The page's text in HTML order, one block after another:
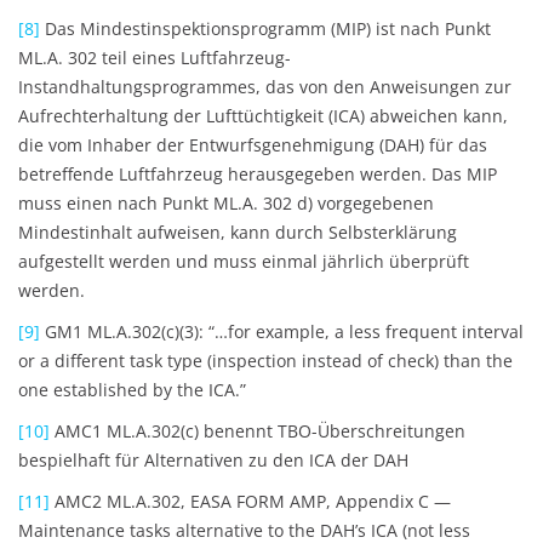
[8] Das Mindestinspektionsprogramm (MIP) ist nach Punkt
ML.A. 302 teil eines Luftfahrzeug-
Instandhaltungsprogrammes, das von den Anweisungen zur
Aufrechterhaltung der Lufttüchtigkeit (ICA) abweichen kann,
die vom Inhaber der Entwurfsgenehmigung (DAH) für das
betreffende Luftfahrzeug herausgegeben werden. Das MIP
muss einen nach Punkt ML.A. 302 d) vorgegebenen
Mindestinhalt aufweisen, kann durch Selbsterklärung
aufgestellt werden und muss einmal jährlich überprüft
werden.
[9] GM1 ML.A.302(c)(3): “…for example, a less frequent interval
or a different task type (inspection instead of check) than the
one established by the ICA.”
[10] AMC1 ML.A.302(c) benennt TBO-Überschreitungen
bespielhaft für Alternativen zu den ICA der DAH
[11] AMC2 ML.A.302, EASA FORM AMP, Appendix C —
Maintenance tasks alternative to the DAH’s ICA (not less